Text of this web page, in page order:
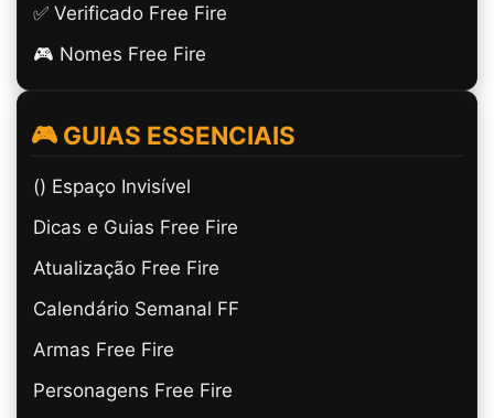
✅ Verificado Free Fire
🎮 Nomes Free Fire
🎮 GUIAS ESSENCIAIS
(ㅤ) Espaço Invisível
Dicas e Guias Free Fire
Atualização Free Fire
Calendário Semanal FF
Armas Free Fire
Personagens Free Fire